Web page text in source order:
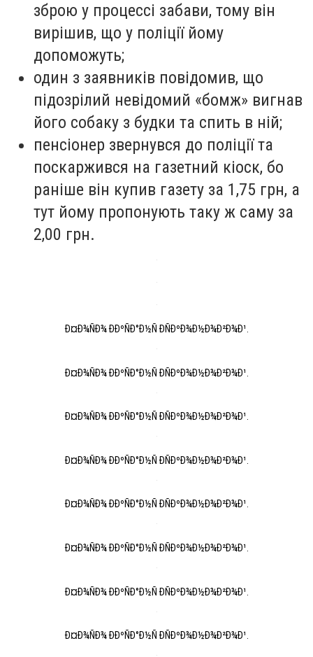
зброю у процессі забави, тому він
вирішив, що у поліції йому
допоможуть;
один з заявників повідомив, що
підозрілий невідомий «бомж» вигнав
його собаку з будки та спить в ній;
пенсіонер звернувся до поліції та
поскаржився на газетний кіоск, бо
раніше він купив газету за 1,75 грн, а
тут йому пропонують таку ж саму за
2,00 грн.
Ð¤Ð¾ÑÐ¾ ÐÐºÑÐ°Ð½Ñ ÐÑÐºÐ¾Ð½Ð¾Ð²Ð¾Ð¹.
Ð¤Ð¾ÑÐ¾ ÐÐºÑÐ°Ð½Ñ ÐÑÐºÐ¾Ð½Ð¾Ð²Ð¾Ð¹.
Ð¤Ð¾ÑÐ¾ ÐÐºÑÐ°Ð½Ñ ÐÑÐºÐ¾Ð½Ð¾Ð²Ð¾Ð¹.
Ð¤Ð¾ÑÐ¾ ÐÐºÑÐ°Ð½Ñ ÐÑÐºÐ¾Ð½Ð¾Ð²Ð¾Ð¹.
Ð¤Ð¾ÑÐ¾ ÐÐºÑÐ°Ð½Ñ ÐÑÐºÐ¾Ð½Ð¾Ð²Ð¾Ð¹.
Ð¤Ð¾ÑÐ¾ ÐÐºÑÐ°Ð½Ñ ÐÑÐºÐ¾Ð½Ð¾Ð²Ð¾Ð¹.
Ð¤Ð¾ÑÐ¾ ÐÐºÑÐ°Ð½Ñ ÐÑÐºÐ¾Ð½Ð¾Ð²Ð¾Ð¹.
Ð¤Ð¾ÑÐ¾ ÐÐºÑÐ°Ð½Ñ ÐÑÐºÐ¾Ð½Ð¾Ð²Ð¾Ð¹.